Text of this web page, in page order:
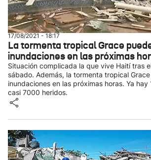
17/08/2021 - 18:17
La tormenta tropical Grace
inundaciones en las próximas
Situación complicada la que vive Haití tras
sábado. Además, la tormenta tropical
inundaciones en las próximas horas. Ya
casi 7000 heridos.